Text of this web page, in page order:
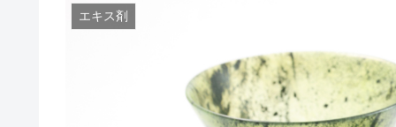
エキス剤